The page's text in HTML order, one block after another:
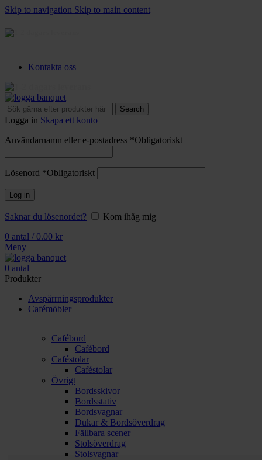
Skip to navigation Skip to main content
Kontakta oss
Search
Logga in Skapa ett konto
Användarnamn eller e-postadress *Obligatoriskt
Lösenord *Obligatoriskt
Log in
Saknar du lösenordet?
Kom ihåg mig
0 antal / 0.00 kr
Meny
0 antal
Produkter
Avspärrningsprodukter
Cafémöbler
Cafébord
Cafébord
Caféstolar
Caféstolar
Övrigt
Bordsskivor
Bordsstativ
Bordsvagnar
Dukar & Bordsöverdrag
Fällbara scener
Stolsöverdrag
Stolsvagnar